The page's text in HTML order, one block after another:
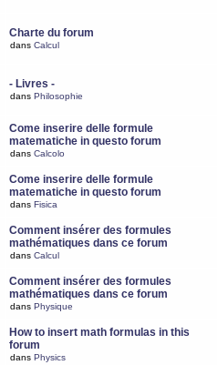
Charte du forum
dans Calcul
- Livres -
dans Philosophie
Come inserire delle formule
matematiche in questo forum
dans Calcolo
Come inserire delle formule
matematiche in questo forum
dans Fisica
Comment insérer des formules
mathématiques dans ce forum
dans Calcul
Comment insérer des formules
mathématiques dans ce forum
dans Physique
How to insert math formulas in this
forum
dans Physics